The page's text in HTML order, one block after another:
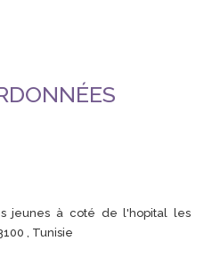
jeunes à coté de l'hopital les
, Tunisie